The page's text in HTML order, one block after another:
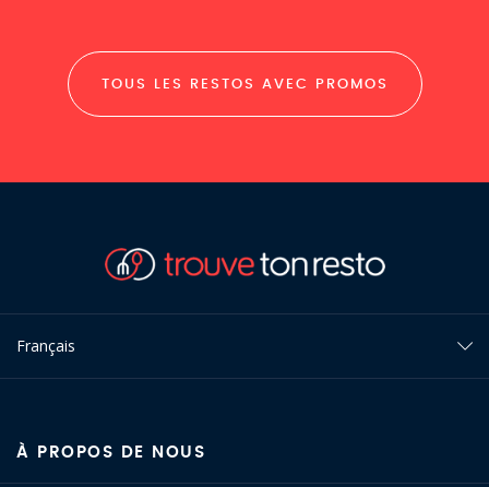
TOUS LES RESTOS AVEC PROMOS
Français
À PROPOS DE NOUS